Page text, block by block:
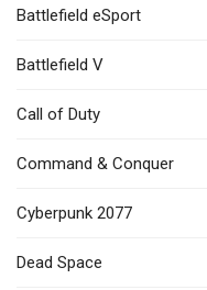
Battlefield eSport
Battlefield V
Call of Duty
Command & Conquer
Cyberpunk 2077
Dead Space